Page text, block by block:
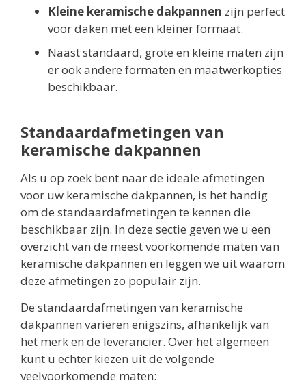
Kleine keramische dakpannen zijn perfect
voor daken met een kleiner formaat.
Naast standaard, grote en kleine maten zijn
er ook andere formaten en maatwerkopties
beschikbaar.
Standaardafmetingen van
keramische dakpannen
Als u op zoek bent naar de ideale afmetingen
voor uw keramische dakpannen, is het handig
om de standaardafmetingen te kennen die
beschikbaar zijn. In deze sectie geven we u een
overzicht van de meest voorkomende maten van
keramische dakpannen en leggen we uit waarom
deze afmetingen zo populair zijn.
De standaardafmetingen van keramische
dakpannen variëren enigszins, afhankelijk van
het merk en de leverancier. Over het algemeen
kunt u echter kiezen uit de volgende
veelvoorkomende maten: